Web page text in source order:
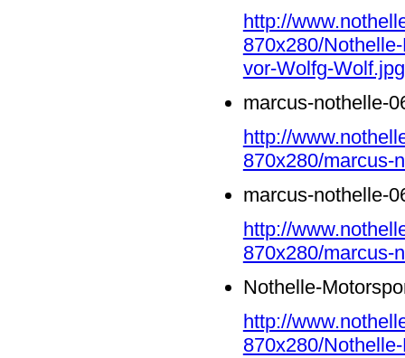
http://
870x280/
vor-Wolfg-Wolf.jpg
marcus-nothelle-
http://
870x280/marcus-
marcus-nothelle-
http://
870x280/marcus-
Nothelle-
http://
870x280/